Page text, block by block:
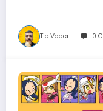
Tio Vader 0